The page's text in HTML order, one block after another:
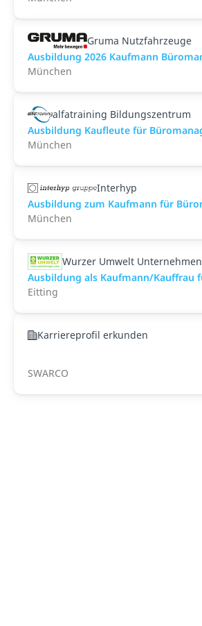
Gruma Nutzfahrzeuge
Ausbildung 2026 Kaufmann
München
alfatraining Bildungszentrum
Ausbildung Kaufleute für
München
Interhyp
Ausbildung zum Kaufmann für
München
Wurzer Umwelt
Ausbildung als Kaufmann/Kauffrau
Eitting
Karriereprofil erkunden
SWARCO